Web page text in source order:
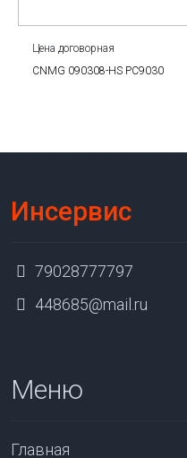
Цена договорная
CNMG 090308-HS PC9030
Инсервис
79028777797
448685@mail.ru
Меню
Главная